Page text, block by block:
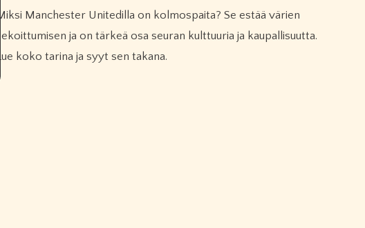
Miksi Manchester Unitedilla on kolmospaita? Se estää värien
sekoittumisen ja on tärkeä osa seuran kulttuuria ja kaupallisuutta.
Lue koko tarina ja syyt sen takana.